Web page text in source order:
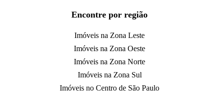
Encontre por região
Imóveis na Zona Leste
Imóveis na Zona Oeste
Imóveis na Zona Norte
Imóveis na Zona Sul
Imóveis no Centro de São Paulo